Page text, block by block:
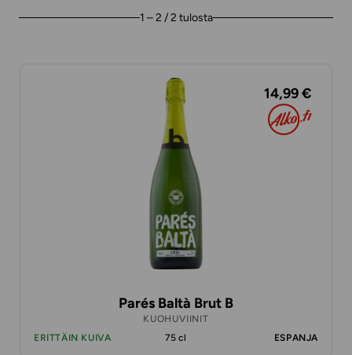
1 – 2 / 2 tulosta
14,99 €
Parés Baltà Brut B
KUOHUVIINIT
ERITTÄIN KUIVA
75 cl ESPANJA